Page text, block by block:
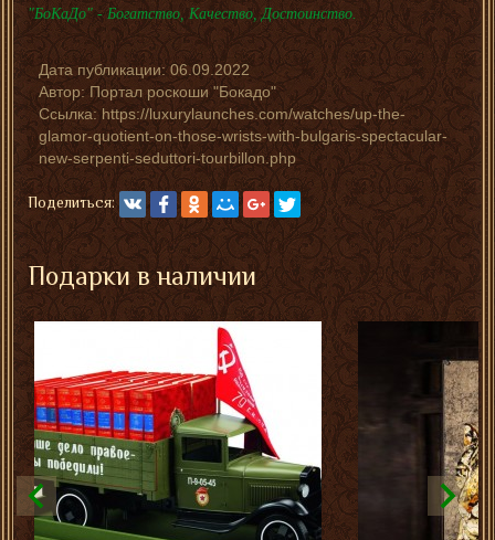
"БоКаДо" - Богатство, Качество, Достоинство.
Дата публикации:06.09.2022
Автор:Портал роскоши "Бокадо"
Ссылка: https://luxurylaunches.com/watches/up-the-
glamor-quotient-on-those-wrists-with-bulgaris-spectacular-
new-serpenti-seduttori-tourbillon.php
Поделиться:
Подарки в наличии